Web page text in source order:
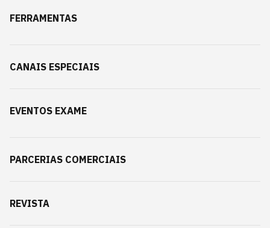
FERRAMENTAS
CANAIS ESPECIAIS
EVENTOS EXAME
PARCERIAS COMERCIAIS
REVISTA